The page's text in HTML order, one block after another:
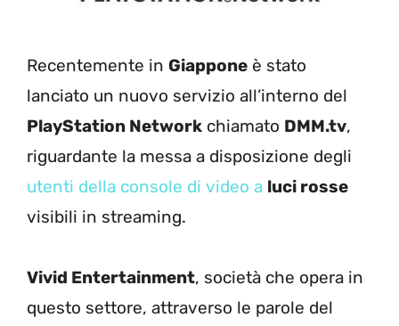
Recentemente in Giappone è stato
lanciato un nuovo servizio all’interno del
PlayStation Network chiamato DMM.tv,
riguardante la messa a disposizione degli
utenti della console di video a luci rosse
visibili in streaming.
Vivid Entertainment, società che opera in
questo settore, attraverso le parole del